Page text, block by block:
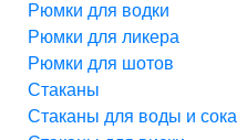
Рюмки для водки
Рюмки для ликера
Рюмки для шотов
Стаканы
Стаканы для воды и сока